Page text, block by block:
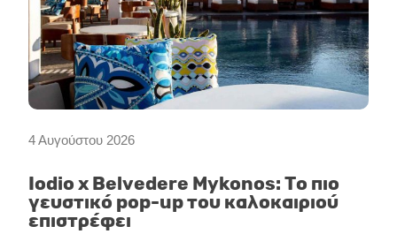
4 Αυγούστου 2026
Iodio x Belvedere Mykonos: Το πιο
γευστικό pop-up του καλοκαιριού
επιστρέφει